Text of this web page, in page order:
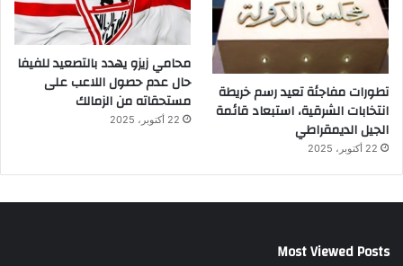
تطورات مفاجئة تعيد رسم خريطة
انتخابات الشرقية، استبعاد قائمة
الجيل الديمقراطي
22 أكتوبر، 2025
محامي زيزو يهدد بالتصعيد للفيفا
حال عدم حصول اللاعب على
مستحقاته من الزمالك
22 أكتوبر، 2025
Most Viewed Posts